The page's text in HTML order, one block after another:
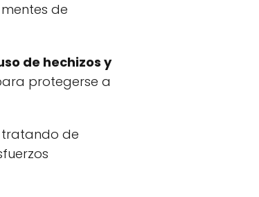
de
de hechizos y
protegerse a
tratando de